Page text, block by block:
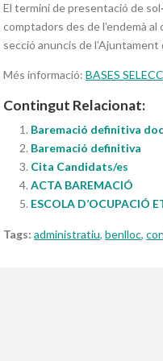
El termini de presentació de
comptadors des de l’endemà al
secció anuncis de l’Ajuntament
Més informació:BASES
Contingut Relacionat:
Baremació definitiva
Baremació definitiva
Cita Candidats/es
ACTA BAREMACIÓ
ESCOLA D’OCUPACIÓ
Tags: administratiu,benlloc,